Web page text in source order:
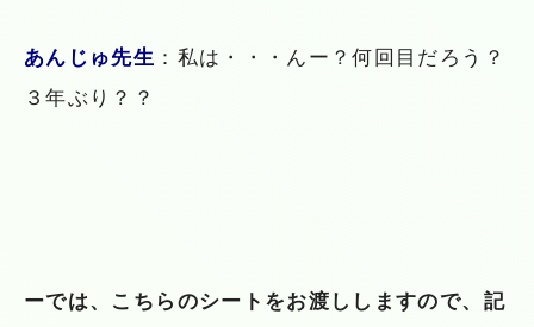
あんじゅ先生 ：私は・・・んー？何回目だろう？
３年ぶり？？
ーでは、こちらのシートをお渡ししますので、記